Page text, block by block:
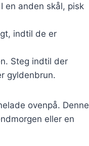
en anden skål, pisk
indtil de er
Steg indtil der
gyldenbrun.
ovenpå. Denne
eller en